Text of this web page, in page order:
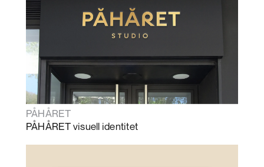
PÅHÅRET
PÅHÅRET visuell identitet